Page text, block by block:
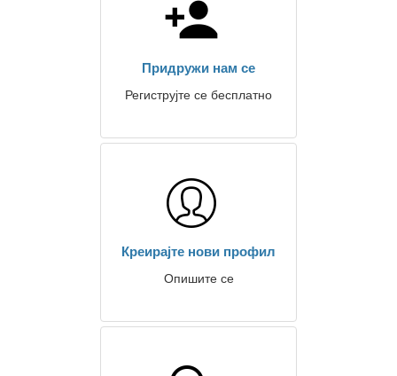
Придружи нам се
Региструјте се бесплатно
Креирајте нови профил
Опишите се